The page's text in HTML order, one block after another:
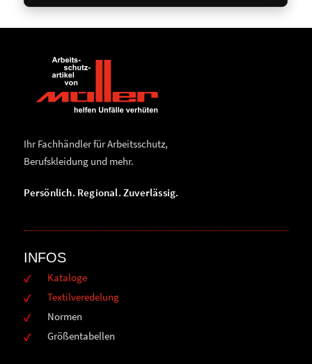
Ihr Fachhändler für Arbeitsschutz,
Berufskleidung und mehr.
Persönlich. Regional. Zuverlässig.
INFOS
Kataloge
Textilveredelung
Normen
Größentabellen